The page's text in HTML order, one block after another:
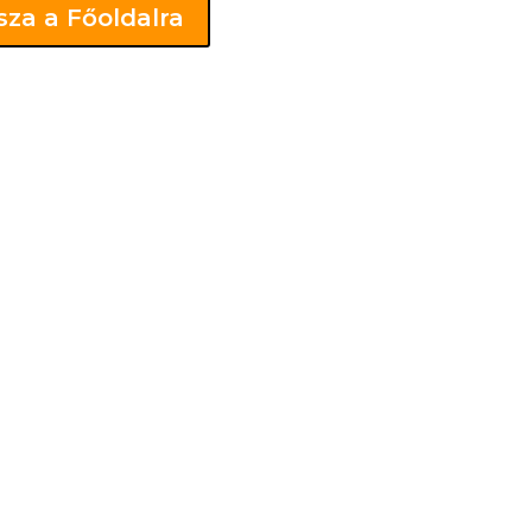
a Főoldalra